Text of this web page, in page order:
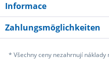
Informace
Zahlungsmöglichkeiten
* Všechny ceny nezahrnují náklady